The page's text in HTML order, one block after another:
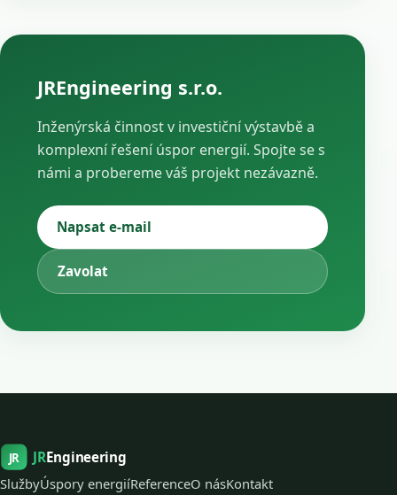
JREngineering s.r.o.
Inženýrská činnost v investiční výstavbě a
komplexní řešení úspor energií. Spojte se s
námi a probereme váš projekt nezávazně.
Napsat e-mail
Zavolat
JR JREngineering
SlužbyÚspory energiíReferenceO násKontakt